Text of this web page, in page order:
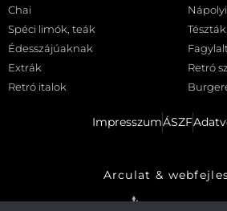
Chai
Spéci limók, teák
Édesszájúaknak
Extrák
Retró italok
Retró
ImpresszumÁSZF
Arculat &